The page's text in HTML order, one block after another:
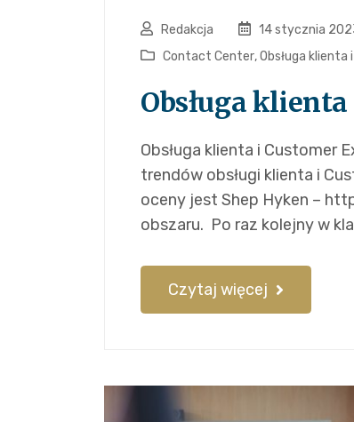
Redakcja
14 stycznia
Contact Center,Obsługa
Obsługa
Obsługa klienta i Customer
trendów obsługi klienta i
oceny jest Shep Hyken –
obszaru. Po raz kolejny w
Czytaj więcej